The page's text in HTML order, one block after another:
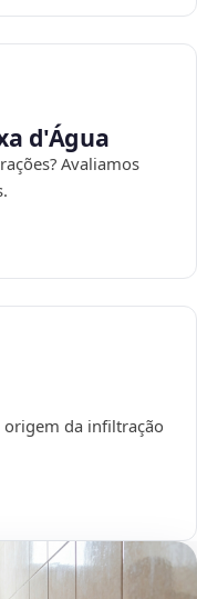
d'Água
Avaliamos
origem da infiltração